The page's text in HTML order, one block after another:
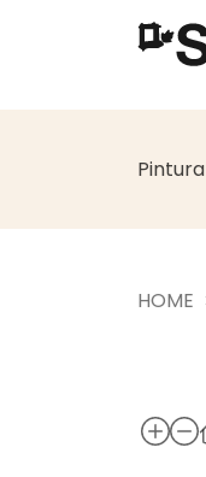
Pintura
HOME